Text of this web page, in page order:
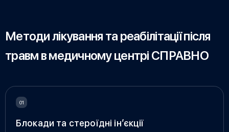
Методи лікування та реабілітації після
травм в медичному центрі СПРАВНО
Блокади та стероїдні ін’єкції